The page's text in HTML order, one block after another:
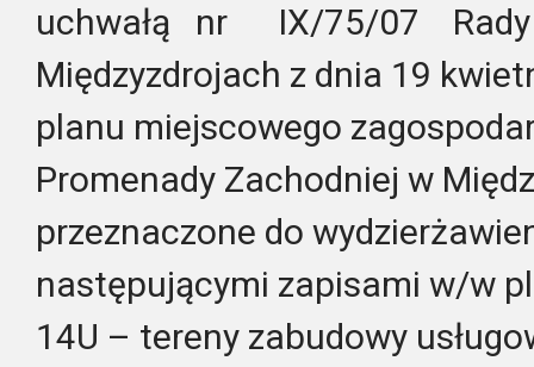
uchwałą nr IX/75/07
Międzyzdrojach z dnia 19
planu miejscowego
Promenady Zachodniej w
przeznaczone do
następującymi zapisami w/w
14U – tereny zabudowy